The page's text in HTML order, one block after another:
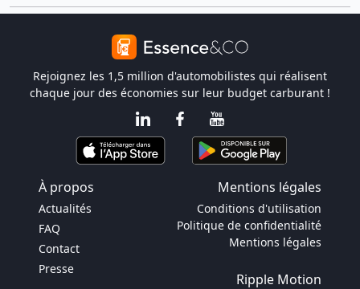
Rejoignez les 1,5 million d'automobilistes qui réalisent
chaque jour des économies sur leur budget carburant !
À propos Mentions légales
Actualités
FAQ
Contact
Presse
Conditions d'utilisation
Politique de confidentialité
Mentions légales
Ripple Motion